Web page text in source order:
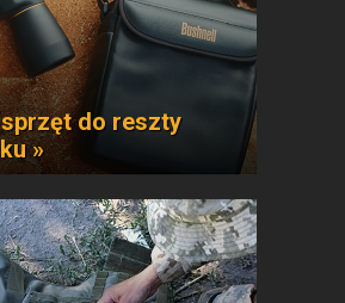
do reszty
»